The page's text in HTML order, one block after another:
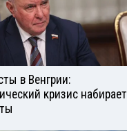
в Венгрии:
кризис набирает